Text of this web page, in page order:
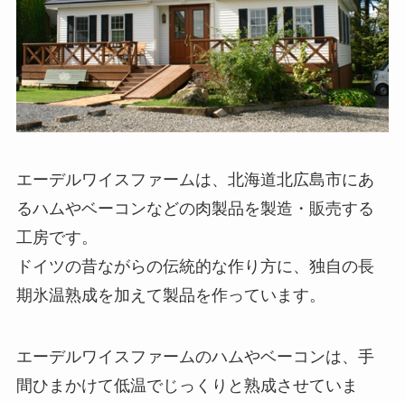
エーデルワイスファームは、北海道北広島市にあ
るハムやベーコンなどの肉製品を製造・販売する
工房です。
ドイツの昔ながらの伝統的な作り方に、独自の長
期氷温熟成を加えて製品を作っています。
エーデルワイスファームのハムやベーコンは、手
間ひまかけて低温でじっくりと熟成させていま